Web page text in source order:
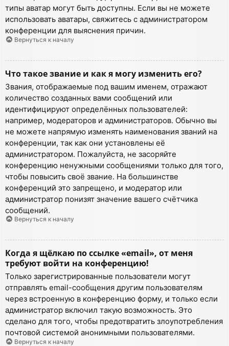
типы аватар могут быть доступны. Если вы не можете
использовать аватары, свяжитесь с администратором
конференции для выяснения причин.
Вернуться к началу
Что такое звание и как я могу изменить его?
Звания, отображаемые под вашим именем, отражают
количество созданных вами сообщений или
идентифицируют определённых пользователей:
например, модераторов и администраторов. Обычно вы
не можете напрямую изменять наименования званий на
конференции, так как они установлены её
администратором. Пожалуйста, не засоряйте
конференцию ненужными сообщениями только для того,
чтобы повысить своё звание. На большинстве
конференций это запрещено, и модератор или
администратор понизят значение вашего счётчика
сообщений.
Вернуться к началу
Когда я щёлкаю по ссылке «email», от меня
требуют войти на конференцию!
Только зарегистрированные пользователи могут
отправлять email-сообщения другим пользователям
через встроенную в конференцию форму, и только если
администратор включил такую возможность. Это
сделано для того, чтобы предотвратить злоупотребления
почтовой системой анонимными пользователями.
Вернуться к началу